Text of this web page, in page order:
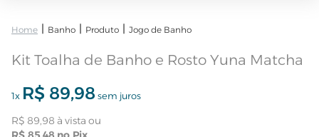
Banho Produto Jogo de Banho
Kit Toalha de Banho e Rosto Yuna Matcha
1x R$ 89,98 sem juros
R$ 89,98